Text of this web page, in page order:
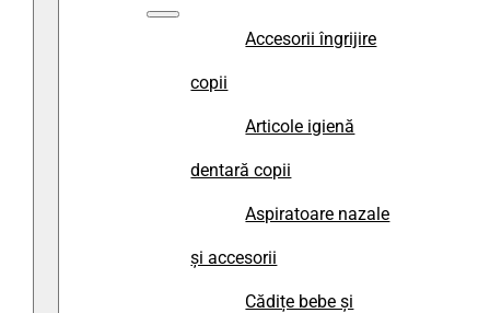
Accesorii îngrijire
copii
Articole igienă
dentară copii
Aspiratoare nazale
și accesorii
Cădițe bebe și